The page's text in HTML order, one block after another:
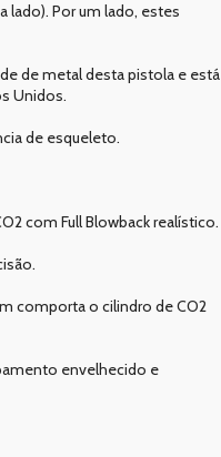
lado). Por um lado, estes
de metal desta pistola e está
Unidos.
de esqueleto.
com Full Blowback realístico.
comporta o cilindro de CO2
envelhecido e